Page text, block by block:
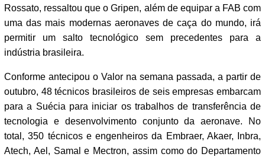
Rossato, ressaltou que o Gripen, além de equipar a FAB com
uma das mais modernas aeronaves de caça do mundo, irá
permitir um salto tecnológico sem precedentes para a
indústria brasileira.
Conforme antecipou o Valor na semana passada, a partir de
outubro, 48 técnicos brasileiros de seis empresas embarcam
para a Suécia para iniciar os trabalhos de transferência de
tecnologia e desenvolvimento conjunto da aeronave. No
total, 350 técnicos e engenheiros da Embraer, Akaer, Inbra,
Atech, Ael, Samal e Mectron, assim como do Departamento